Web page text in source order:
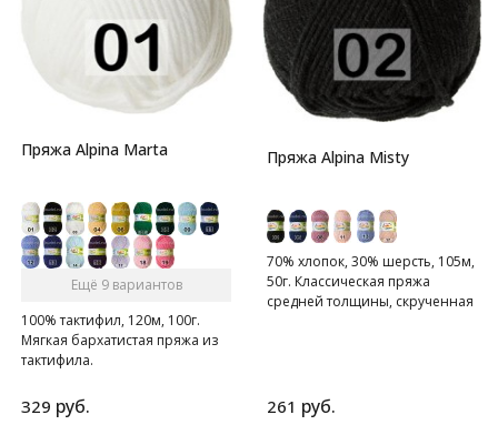
Пряжа Alpina Marta
Ещё 9 вариантов
100% тактифил, 120м, 100г.
Мягкая бархатистая пряжа из
тактифила.
329 руб.
Пряжа Alpina Misty
70% хлопок, 30% шерсть, 105м,
50г. Классическая пряжа
средней толщины, скрученная
261 руб.